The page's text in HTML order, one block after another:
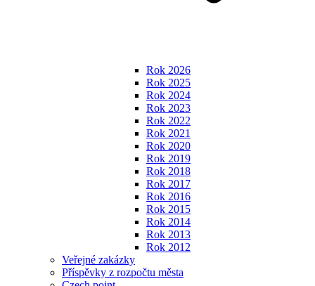
Rok 2026
Rok 2025
Rok 2024
Rok 2023
Rok 2022
Rok 2021
Rok 2020
Rok 2019
Rok 2018
Rok 2017
Rok 2016
Rok 2015
Rok 2014
Rok 2013
Rok 2012
Veřejné zakázky
Příspěvky z rozpočtu města